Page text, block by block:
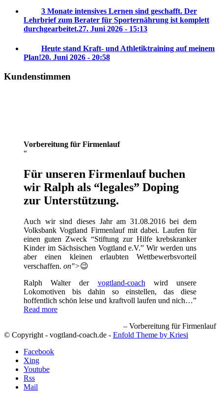
3 Monate intensives Lernen sind geschafft. Der
Lehrbrief zum Berater für Sporternährung ist komplett
durchgearbeitet.27. Juni 2026 - 15:13
Heute stand Kraft- und Athletiktraining auf meinem
Plan!20. Juni 2026 - 20:58
Kundenstimmen
Vorbereitung für Firmenlauf
Für unseren Firmenlauf buchen
wir Ralph als “legales” Doping
zur Unterstützung.
Auch wir sind dieses Jahr am 31.08.2016 bei dem
Volksbank Vogtland Firmenlauf mit dabei. Laufen für
einen guten Zweck “Stiftung zur Hilfe krebskranker
Kinder im Sächsischen Vogtland e.V.” Wir werden uns
aber einen kleinen erlaubten Wettbewerbsvorteil
verschaffen. on">😉
Ralph Walter der vogtland-coach wird unsere
Lokomotiven bis dahin so einstellen, das diese
hoffentlich schön leise und kraftvoll laufen und nich…
Read more
Vorbereitung für Firmenlauf
© Copyright - vogtland-coach.de - Enfold Theme by Kriesi
Facebook
Xing
Youtube
Rss
Mail